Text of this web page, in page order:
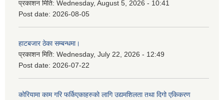
प्रकाशन मिति: Wednesday, August 5, 2026 - 10:41
Post date: 2026-08-05
हाटबजार ठेका सम्बन्धमा।
प्रकाशन मिति: Wednesday, July 22, 2026 - 12:49
Post date: 2026-07-22
कोरियामा काम गरि फर्किएकाहरुको लागि उद्यमशिलता तथा दिगो एकिकरण